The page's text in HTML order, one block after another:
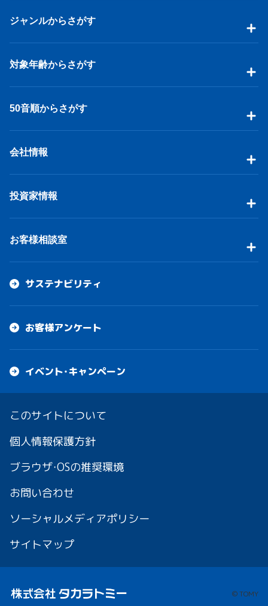
ジャンルからさがす
対象年齢からさがす
50音順からさがす
会社情報
投資家情報
お客様相談室
サステナビリティ
お客様アンケート
イベント・キャンペーン
このサイトについて
個人情報保護方針
ブラウザ・OSの推奨環境
お問い合わせ
ソーシャルメディアポリシー
サイトマップ
© TOMY